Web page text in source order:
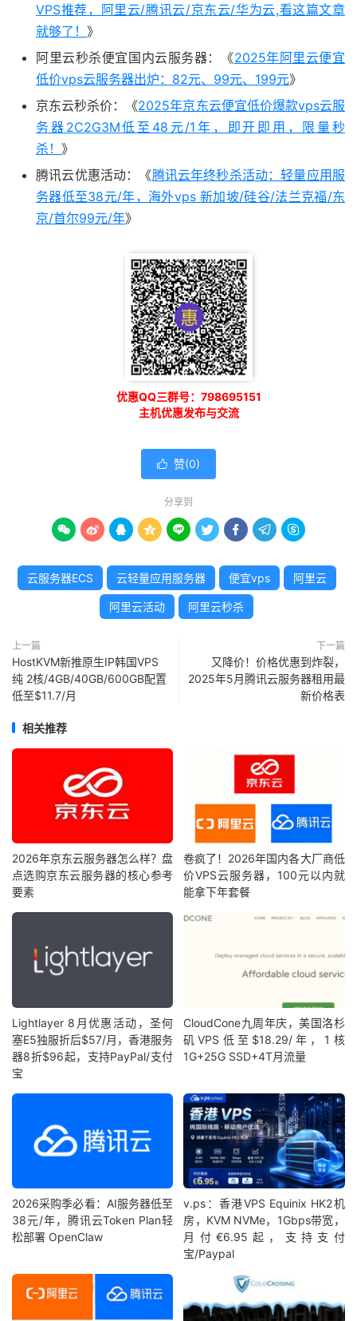
VPS推荐，阿里云/腾讯云/京东云/华为云,看这篇文章
就够了！ 》
阿里云秒杀便宜国内云服务器：《2025年阿里云便宜
低价vps云服务器出炉：82元、99元、199元》
京东云秒杀价：《2025年京东云便宜低价爆款vps云服
务器2C2G3M低至48元/1年，即开即用，限量秒
杀！ 》
腾讯云优惠活动：《腾讯云年终秒杀活动：轻量应用服
务器低至38元/年，海外vps 新加坡/硅谷/法兰克福/东
京/首尔99元/年》
优惠QQ三群号：798695151
主机优惠发布与交流
 赞(0)
分享到
        
云服务器ECS 云轻量应用服务器 便宜vps 阿里云
阿里云活动 阿里云秒杀
上一篇
HostKVM新推原生IP韩国VPS
纯 2核/4GB/40GB/600GB配置
低至$11.7/月
下一篇
又降价！价格优惠到炸裂，
2025年5月腾讯云服务器租用最
新价格表
相关推荐
2026年京东云服务器怎么样？盘
点选购京东云服务器的核心参考
要素
卷疯了！2026年国内各大厂商低
价VPS云服务器，100元以内就
能拿下年套餐
Lightlayer 8月优惠活动，圣何
塞E5独服折后$57/月，香港服务
器8折$96起，支持PayPal/支付
宝
CloudCone九周年庆，美国洛杉
矶VPS低至$18.29/年，1核
1G+25G SSD+4T月流量
2026采购季必看：AI服务器低至
38元/年，腾讯云Token Plan轻
松部署 OpenClaw
v.ps：香港VPS Equinix HK2机
房，KVM NVMe，1Gbps带宽，
月付€6.95起，支持支付
宝/Paypal